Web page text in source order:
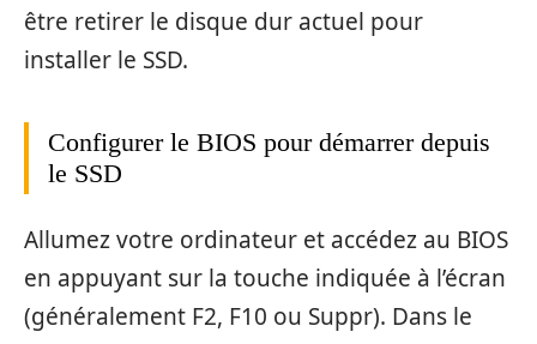
être retirer le disque dur actuel pour
installer le SSD.
Configurer le BIOS pour démarrer depuis
le SSD
Allumez votre ordinateur et accédez au BIOS
en appuyant sur la touche indiquée à l’écran
(généralement F2, F10 ou Suppr). Dans le